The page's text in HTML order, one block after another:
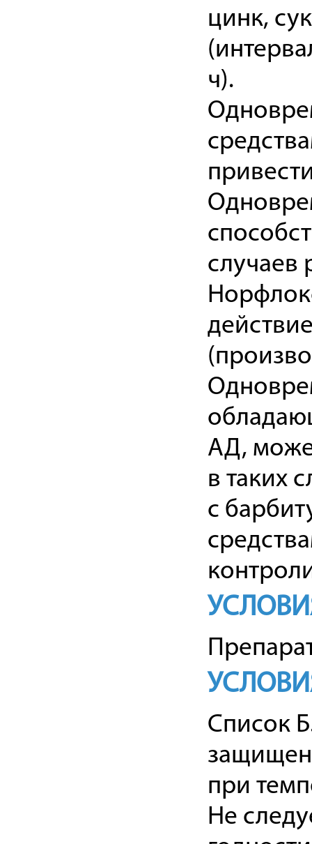
цинк,
ч).
случаев
АД,
в таких
с
Список
при
Не